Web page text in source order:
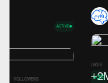
ACTIVE
FOLLOWERS
LIKES
+3%